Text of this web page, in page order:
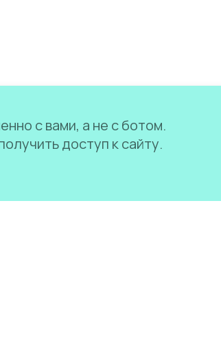
с вами, а не с ботом.
доступ к сайту.